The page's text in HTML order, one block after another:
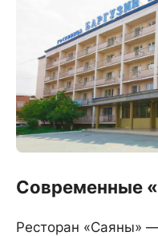
Современные
Ресторан «Саяны»